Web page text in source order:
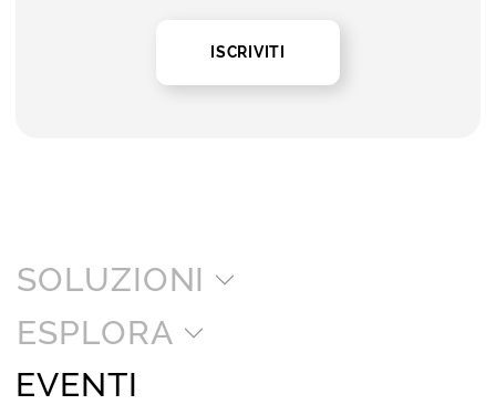
ISCRIVITI
SOLUZIONI
ESPLORA
EVENTI